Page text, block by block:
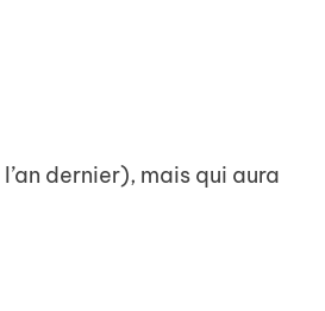
l’an dernier), mais qui aura